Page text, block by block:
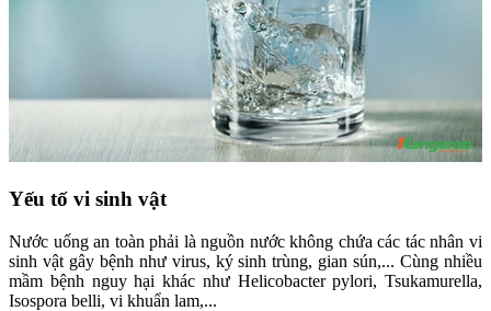
Yếu tố vi sinh vật
Nước uống an toàn phải là nguồn nước không chứa các tác nhân vi
sinh vật gây bệnh như virus, ký sinh trùng, gian sún,... Cùng nhiều
mầm bệnh nguy hại khác như Helicobacter pylori, Tsukamurella,
Isospora belli, vi khuẩn lam,...